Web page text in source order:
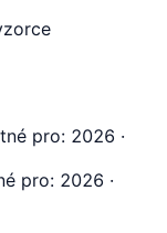
pro: 2026 ·
pro: 2026 ·